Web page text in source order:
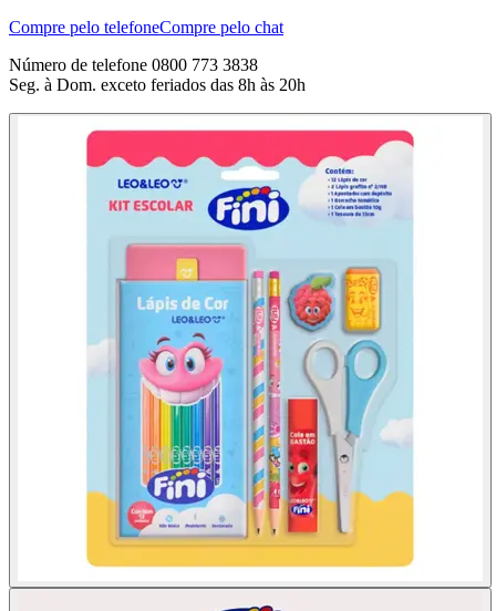
Compre pelo telefoneCompre pelo chat
Número de telefone 0800 773 3838
Seg. à Dom. exceto feriados das 8h às 20h